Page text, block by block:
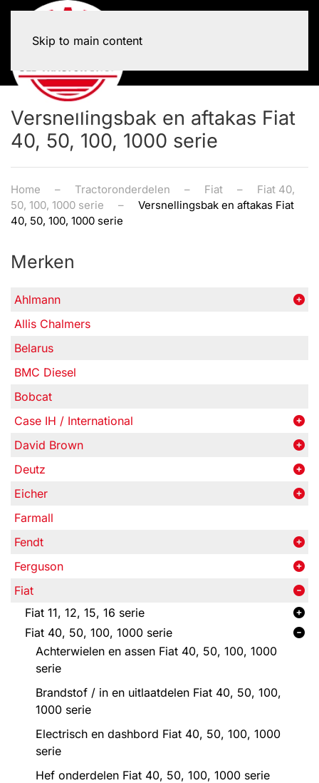
Skip to main content
Versnellingsbak en aftakas Fiat
40, 50, 100, 1000 serie
Home Tractoronderdelen Fiat
Fiat 40,
50, 100, 1000 serie
Versnellingsbak en aftakas Fiat
40, 50, 100, 1000 serie
Merken
Ahlmann
Allis Chalmers
Belarus
BMC Diesel
Bobcat
Case IH / International
David Brown
Deutz
Eicher
Farmall
Fendt
Ferguson
Fiat
Fiat 11, 12, 15, 16 serie
Fiat 40, 50, 100, 1000 serie
Achterwielen en assen Fiat 40, 50, 100, 1000
serie
Brandstof / in en uitlaatdelen Fiat 40, 50, 100,
1000 serie
Electrisch en dashbord Fiat 40, 50, 100, 1000
serie
Hef onderdelen Fiat 40, 50, 100, 1000 serie